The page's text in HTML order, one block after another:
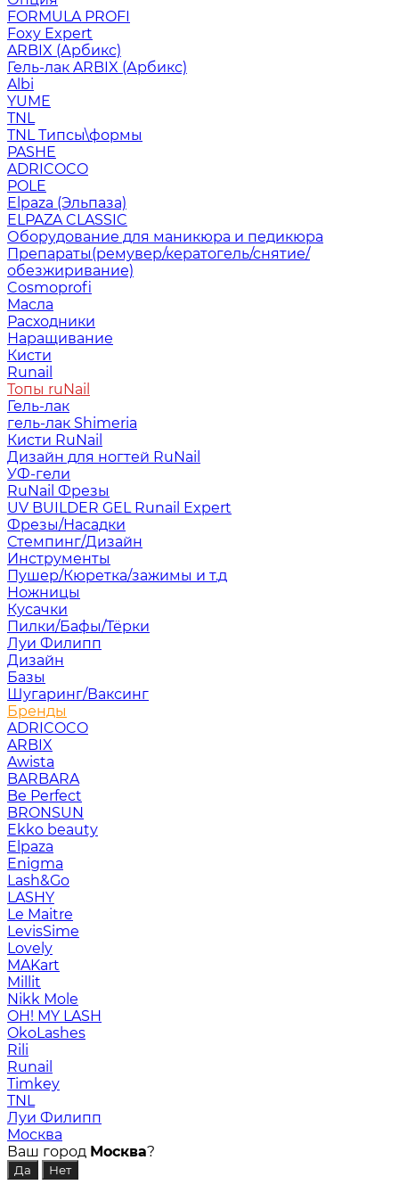
FORMULA PROFI
Foxy Expert
ARBIX (Арбикс)
Гель-лак ARBIX (Арбикс)
Albi
YUME
TNL
TNL Типсы\формы
PASHE
ADRICOCO
POLE
Elpaza (Эльпаза)
ELPAZA CLASSIC
Оборудование для маникюра и педикюра
Препараты(ремувер/кератогель/снятие/
обезжиривание)
Cosmoprofi
Масла
Расходники
Наращивание
Кисти
Runail
Топы ruNail
Гель-лак
гель-лак Shimeria
Кисти RuNail
Дизайн для ногтей RuNail
УФ-гели
RuNail Фрезы
UV BUILDER GEL Runail Expert
Фрезы/Насадки
Стемпинг/Дизайн
Инструменты
Пушер/Кюретка/зажимы и т.д
Ножницы
Кусачки
Пилки/Бафы/Тёрки
Луи Филипп
Дизайн
Базы
Шугаринг/Ваксинг
Бренды
ADRICOCO
ARBIX
Awista
BARBARA
Be Perfect
BRONSUN
Ekko beauty
Elpaza
Enigma
Lash&Go
LASHY
Le Maitre
LevisSime
Lovely
MAKart
Millit
Nikk Mole
OH! MY LASH
OkoLashes
Rili
Runail
Timkey
TNL
Луи Филипп
Москва
Ваш город Москва?